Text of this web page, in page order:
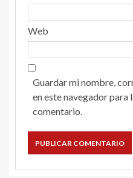
Web
Guardar mi nombre,
en este navegador para
comentario.